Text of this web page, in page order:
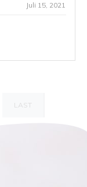
Juli 15, 2021
LAST